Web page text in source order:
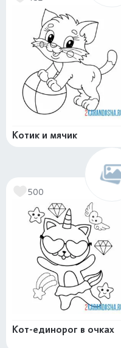
Котик и мячик
500
Кот-единорог в очках